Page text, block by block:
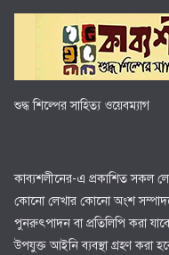
শুদ্ধ শিল্পের সাহিত্য ওয়েবম্যাগ
কাব্যশলীনের-এ প্রকাশিত সকল
কোনো লেখার কোনো অংশ
পুনরুৎপাদন বা প্রতিলিপি করা
উপযুক্ত আইনি ব্যবস্থা গ্রহণ করা